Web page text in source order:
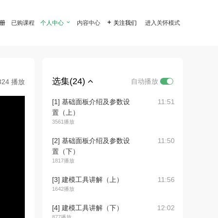
已购课程 个人中心  内容中心  关注我们 进入关怀模式
播放 选集(24) 自动播放
[1] 基础面板介绍及参数设
置（上）
3561播放
11:51
[2] 基础面板介绍及参数设
置（下）
1817播放
11:50
[3] 建模工具讲解（上）
1642播放
11:56
[4] 建模工具讲解（下） 12:02